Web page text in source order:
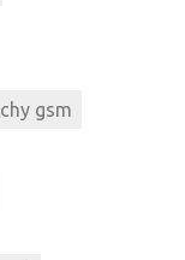
gsm